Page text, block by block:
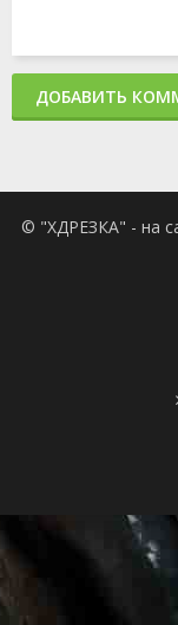
ДОБАВИТЬ
© "ХДРЕЗКА" - на